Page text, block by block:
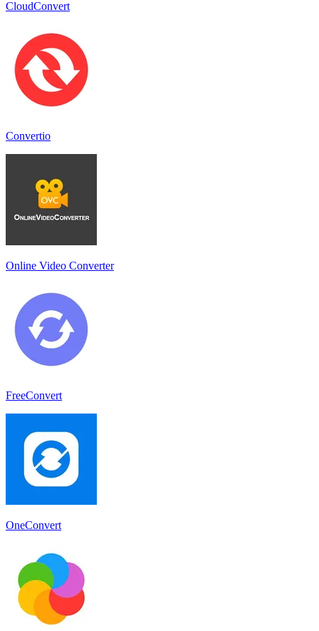
CloudConvert
Convertio
Online Video Converter
FreeConvert
OneConvert